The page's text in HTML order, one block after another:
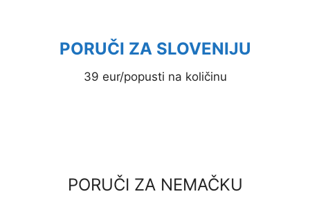
PORUČI ZA SLOVENIJU
39 eur/popusti na količinu
PORUČI ZA NEMAČKU